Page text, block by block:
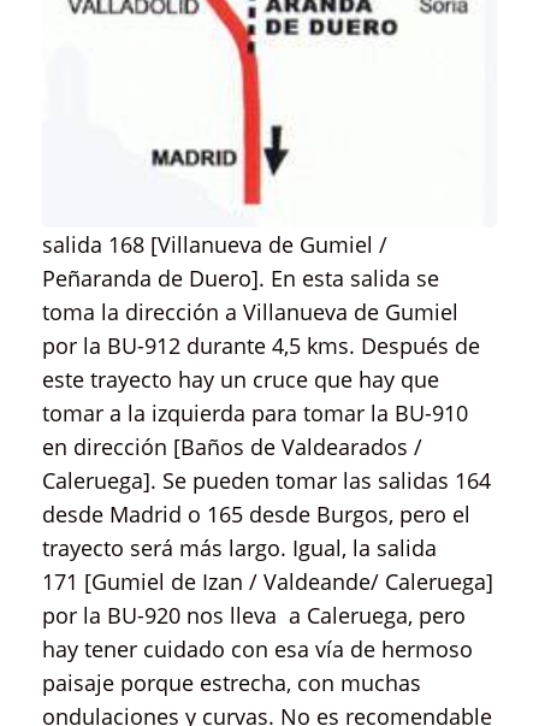
salida 168 [Villanueva de Gumiel /
Peñaranda de Duero]. En esta salida se
toma la dirección a Villanueva de Gumiel
por la BU-912 durante 4,5 kms. Después de
este trayecto hay un cruce que hay que
tomar a la izquierda para tomar la BU-910
en dirección [Baños de Valdearados /
Caleruega]. Se pueden tomar las salidas 164
desde Madrid o 165 desde Burgos, pero el
trayecto será más largo. Igual, la salida
171 [Gumiel de Izan / Valdeande/ Caleruega]
por la BU-920 nos lleva a Caleruega, pero
hay tener cuidado con esa vía de hermoso
paisaje porque estrecha, con muchas
ondulaciones y curvas. No es recomendable